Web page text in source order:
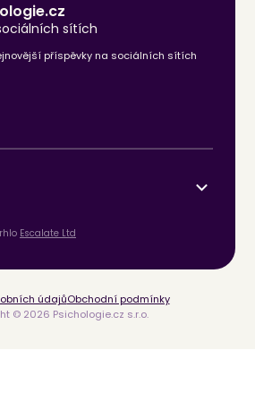
sítích
příspěvky na sociálních sítích
Escalate Ltd
údajůObchodní podmínky
© 2026 Psichologie.cz s.r.o.